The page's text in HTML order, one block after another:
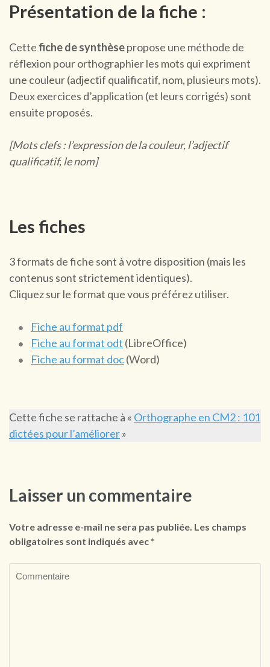
Présentation de la fiche :
Cettefiche de synthèsepropose une méthode de
réflexion pour orthographier les mots qui expriment
une couleur (adjectif qualificatif, nom, plusieurs mots).
Deux exercices d’application (et leurs corrigés) sont
ensuite proposés.
[Mots clefs : l’expression de la couleur, l’adjectif
qualificatif, le nom]
Les fiches
3 formats de fiche sont à votre disposition (mais les
contenus sont strictement identiques).
Cliquez sur le format que vous préférez utiliser.
Fiche au format pdf
Fiche au format odt (LibreOffice)
Fiche au format doc(Word)
Cette fiche se rattache à « Orthographe en CM2 : 101
dictées pour l’améliorer»
Laisser un commentaire
Votre adresse e-mail ne sera pas publiée. Les champs
obligatoires sont indiqués avec *